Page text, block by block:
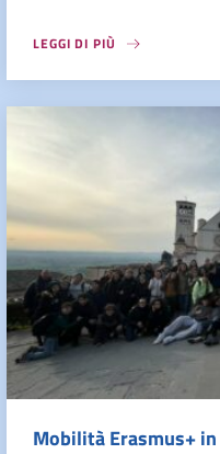
LEGGI DI PIÙ
Mobilità Erasmus+